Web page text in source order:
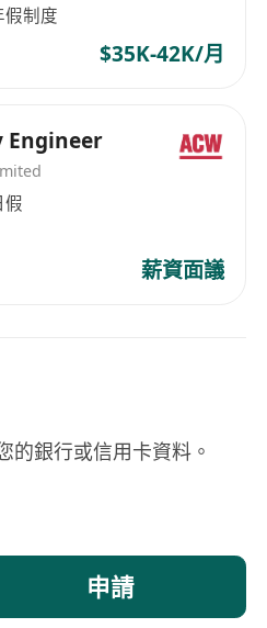
制度
$35K-42K/月
Engineer
假
薪資面議
的銀行或信用卡資料。
申請